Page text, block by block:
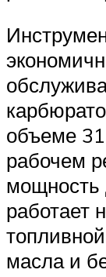
объеме
рабочем
мощность
работает
масла и